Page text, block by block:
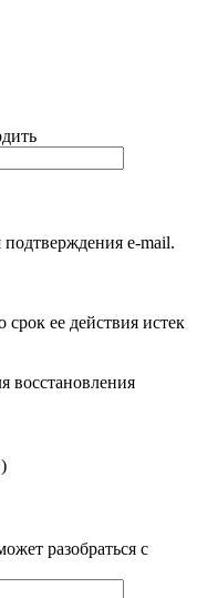
e-mail.
ее действия истек
восстановления
разобраться с